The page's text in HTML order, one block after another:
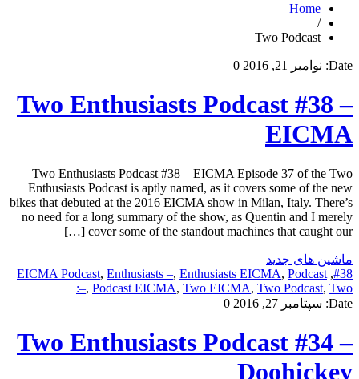
Home
/
Two Podcast
Date: نوامبر 21, 2016 0
Two Enthusiasts Podcast #38 –
EICMA
Two Enthusiasts Podcast #38 – EICMA Episode 37 of the Two
Enthusiasts Podcast is aptly named, as it covers some of the new
bikes that debuted at the 2016 EICMA show in Milan, Italy. There’s
no need for a long summary of the show, as Quentin and I merely
cover some of the standout machines that caught our […]
ماشین های جدید
#38
,
EICMA Podcast, Enthusiasts –, Enthusiasts EICMA, Podcast
–, Podcast EICMA, Two EICMA, Two Podcast, Two:
Date: سپتامبر 27, 2016 0
Two Enthusiasts Podcast #34 –
Doohickey